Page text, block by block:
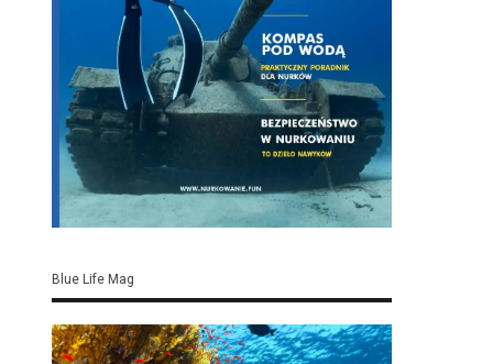
Blue Life Mag